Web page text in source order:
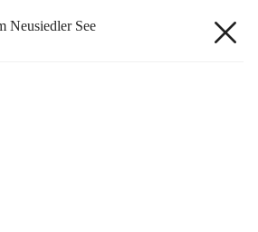
Neusiedler See